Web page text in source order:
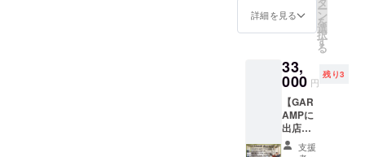
POPイ
ラスト
ステッ
④GAR
AMP
ピース
デザイ
ンス
テッ
カー）
くりし
てもら
式オー
プン日
の10日
前から
毎日開
催する
予定で
ドリン
クチ
円分を
お渡し
しま
す！ ※
緊急事
態宣言
等によ
ター5種
クラウ
ドファ
ンディ
ング限
定
GARA
MPオリ
を使っ
ヒーを
使った
カクテ
ル、珍
しいリ
キュー
ルを
（1.4万
人）で
なんで
しま
す！
キャン
プに限
らず、
アウト
ドア
詳細を見る ー
ン
を
選
択
す
る
33,
000 円
残り3
【GAR
AMPに
出店し
てみま
せん支援